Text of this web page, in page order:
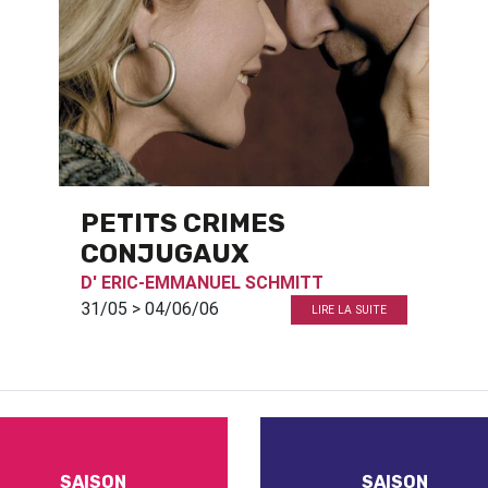
PETITS CRIMES
CONJUGAUX
D' ERIC-EMMANUEL SCHMITT
31/05 > 04/06/06
LIRE LA SUITE
SAISON
SAISON